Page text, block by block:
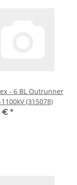
- 6 BL Outrunner
(315078)
€ *